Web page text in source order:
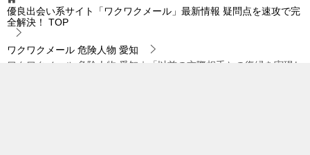
優良出会い系サイト「ワクワクメール」最新情報 疑問点を速攻で完
全解決！
TOP
ワクワクメール 危険人物 愛知
ワクワクメール 危険人物 愛知｜「以前の交際相手との復縁を実現し